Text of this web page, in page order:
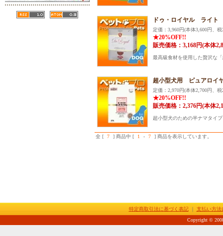
ドゥ・ロイヤル ライト
定価：3,960円(本体3,600円、税
★20%OFF!!
販売価格：3,168円(本体
最高級食材を使用した贅沢な
超小型犬用 ピュアロ
定価：2,970円(本体2,700円、税
★20%OFF!!
販売価格：2,376円(本体
超小型犬のための半ナマタイ
全 [ 7 ] 商品中 [ 1 - 7 ] 商品を表示しています。
特定商取引法に基づく表記｜ 支払い方法
Copyright ©